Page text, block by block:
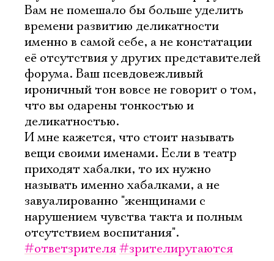
Вам не помешало бы больше уделить
времени развитию деликатности
именно в самой себе, а не констатации
её отсутствия у других представителей
форума. Ваш псевдовежливый
ироничный тон вовсе не говорит о том,
что вы одарены тонкостью и
деликатностью.
И мне кажется, что стоит называть
вещи своими именами. Если в театр
приходят хабалки, то их нужно
называть именно хабалками, а не
завуалированно "женщинами с
нарушением чувства такта и полным
отсутствием воспитания".
#ответзрителя#зрителиругаются